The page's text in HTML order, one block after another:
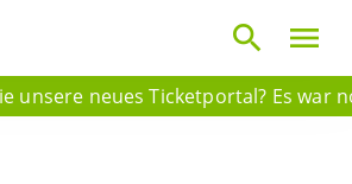
unsere neues Ticketportal? Es war
menu
search